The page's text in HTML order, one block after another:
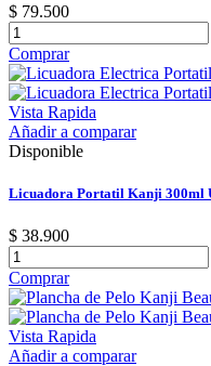
$ 79.500
Comprar
Vista Rapida
Añadir a comparar
Disponible
Licuadora Portatil Kanji 300ml
$ 38.900
Comprar
Vista Rapida
Añadir a comparar